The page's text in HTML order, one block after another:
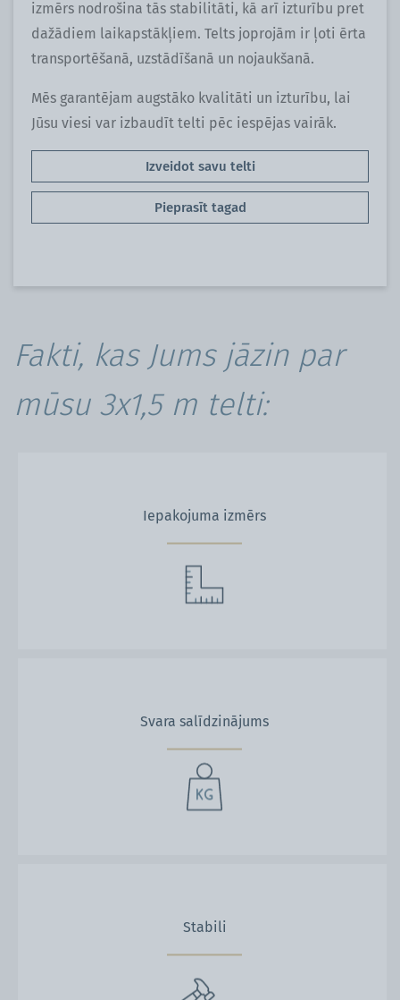
izmērs nodrošina tās stabilitāti, kā arī izturību pret
dažādiem laikapstākļiem. Telts joprojām ir ļoti ērta
transportēšanā, uzstādīšanā un nojaukšanā.
Mēs garantējam augstāko kvalitāti un izturību, lai
Jūsu viesi var izbaudīt telti pēc iespējas vairāk.
Izveidot savu telti
Pieprasīt tagad
Fakti, kas Jums jāzin par
mūsu 3x1,5 m telti:
Iepakojuma izmērs
Svara salīdzinājums
Stabili